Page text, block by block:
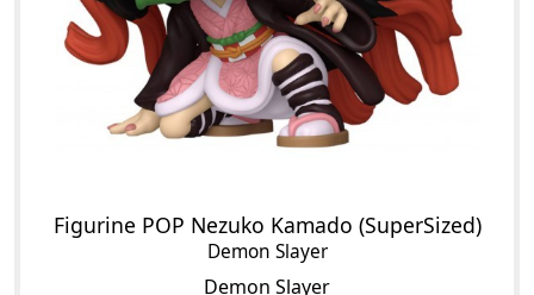
Figurine POP Nezuko Kamado (SuperSized)
Demon Slayer
Demon Slayer